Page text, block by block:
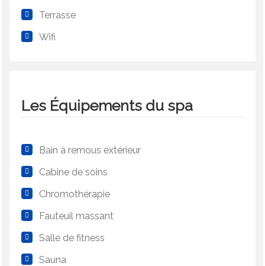
Terrasse
Wifi
Les Équipements du spa
Bain à remous extérieur
Cabine de soins
Chromothérapie
Fauteuil massant
Salle de fitness
Sauna